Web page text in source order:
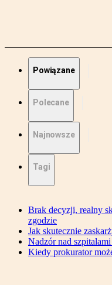
Powiązane
Polecane
Najnowsze
Tagi
Brak decyzji, realny
zgodzie
Jak skutecznie
Nadzór nad
Kiedy prokurator